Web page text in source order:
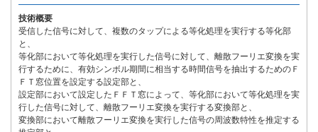
技術概要
受信した信号に対して、複数のタップによる等化処理を実行する等化部
と、
等化部において等化処理を実行した信号に対して、離散フーリエ変換を実
行するために、有効シンボル期間に相当する時間信号を抽出するためのＦ
ＦＴ窓位置を設定する設定部と、
設定部において設定したＦＦＴ窓によって、等化部において等化処理を実
行した信号に対して、離散フーリエ変換を実行する変換部と、
変換部において離散フーリエ変換を実行した信号の周波数特性を推定する